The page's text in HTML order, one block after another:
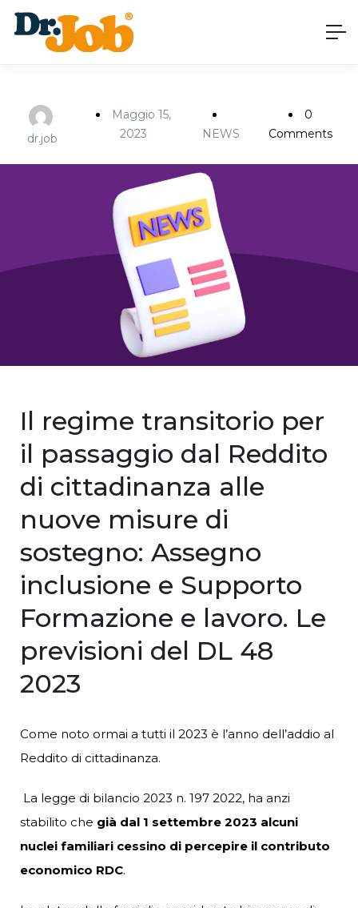
dr.job
Maggio 15,
2023
NEWS
0
Comments
Il regime transitorio per
il passaggio dal Reddito
di cittadinanza alle
nuove misure di
sostegno: Assegno
inclusione e Supporto
Formazione e lavoro. Le
previsioni del DL 48
2023
Come noto ormai a tutti il 2023 è l’anno dell’addio al
Reddito di cittadinanza.
La legge di bilancio 2023 n. 197 2022, ha anzi
stabilito che già dal 1 settembre 2023 alcuni
nuclei familiari cessino di percepire il contributo
economico RDC.